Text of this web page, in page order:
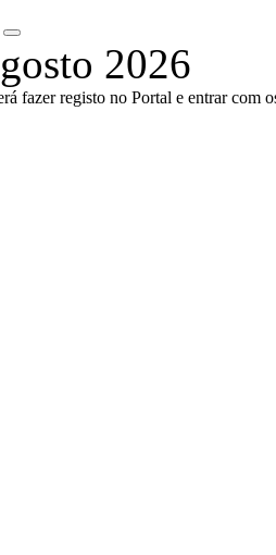
2026
fazer registo no Portal e entrar com